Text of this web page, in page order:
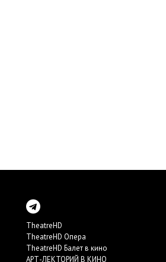
TheatreHD
TheatreHD Опера
TheatreHD Балет в кино
АРТ-ЛЕКТОРИЙ В КИНО